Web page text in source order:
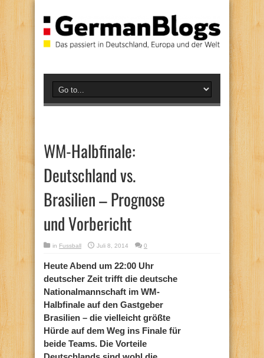
WM-Halbfinale:
Deutschland vs.
Brasilien – Prognose
und Vorbericht
in Fussball Juli 8, 2014 0
Heute Abend um 22:00 Uhr
deutscher Zeit trifft die deutsche
Nationalmannschaft im WM-
Halbfinale auf den Gastgeber
Brasilien – die vielleicht größte
Hürde auf dem Weg ins Finale für
beide Teams. Die Vorteile